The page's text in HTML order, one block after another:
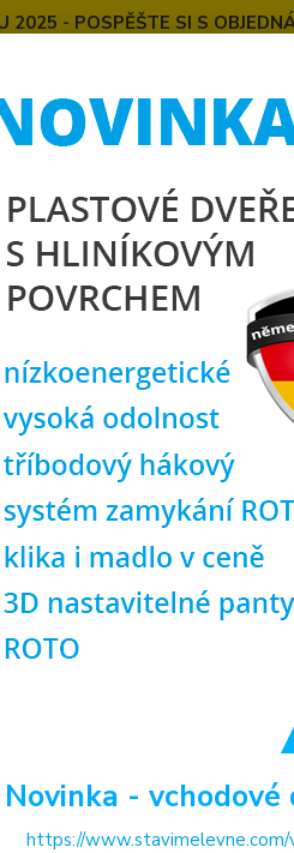
2025 - POSPĚŠTE SI S
KONTAKT O NÁS
Vchodové dveře SOFT zateplené
zateplené
Novinka -
https://